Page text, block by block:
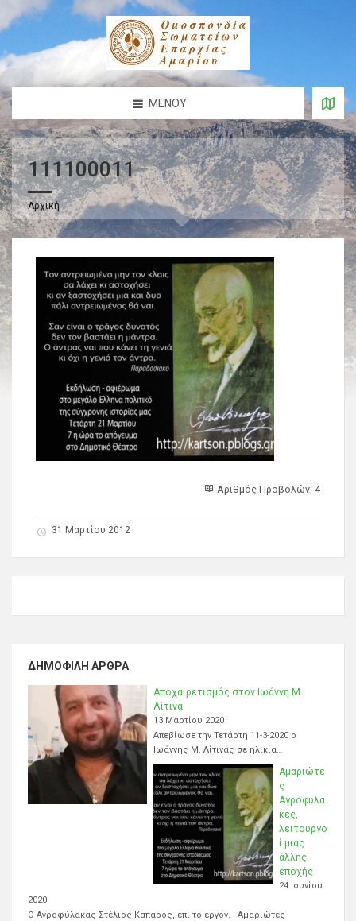
ΜΕΝΟΎ
111100011
Αρχική
Αριθμός Προβολών: 4
31 Μαρτίου 2012
ΔΗΜΟΦΙΛΉ ΆΡΘΡΑ
Αποχαιρετισμός στον Ιωάννη Μ.
Λίτινα
13 Μαρτίου 2020
Απεβίωσε την Τετάρτη 11-3-2020 ο
Ιωάννης Μ. Λίτινας σε ηλικία…
Αμαριώτε
ς
Αγροφύλα
κες,
λειτουργο
ί μιας
άλλης
εποχής
24 Ιουνίου
2020
Ο Αγροφύλακας Στέλιος Καπαρός, επί το έργον. Αμαριώτες